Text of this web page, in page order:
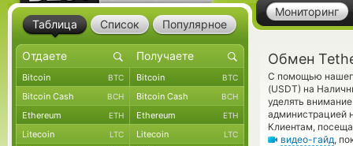
Мониторинг
Обмен
С помощью
(USDT) на
уделять
администрацией
Клиентам,
видео-гайд,
Таблица Список Популярное
Bitcoin BTC Bitcoin BTC
Bitcoin Cash BCH Bitcoin Cash BCH
Ethereum ETH Ethereum ETH
Litecoin LTC Litecoin LTC